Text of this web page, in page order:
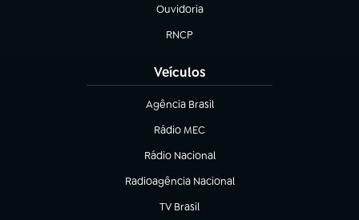
Ouvidoria
(abre em nova aba)
RNCP
(abre em nova aba)
Veículos
Agência Brasil
(abre em nova aba)
Rádio MEC
(abre em nova aba)
Rádio Nacional
Radioagência Nacional
(abre em nova aba)
TV Brasil
(abre em nova aba)